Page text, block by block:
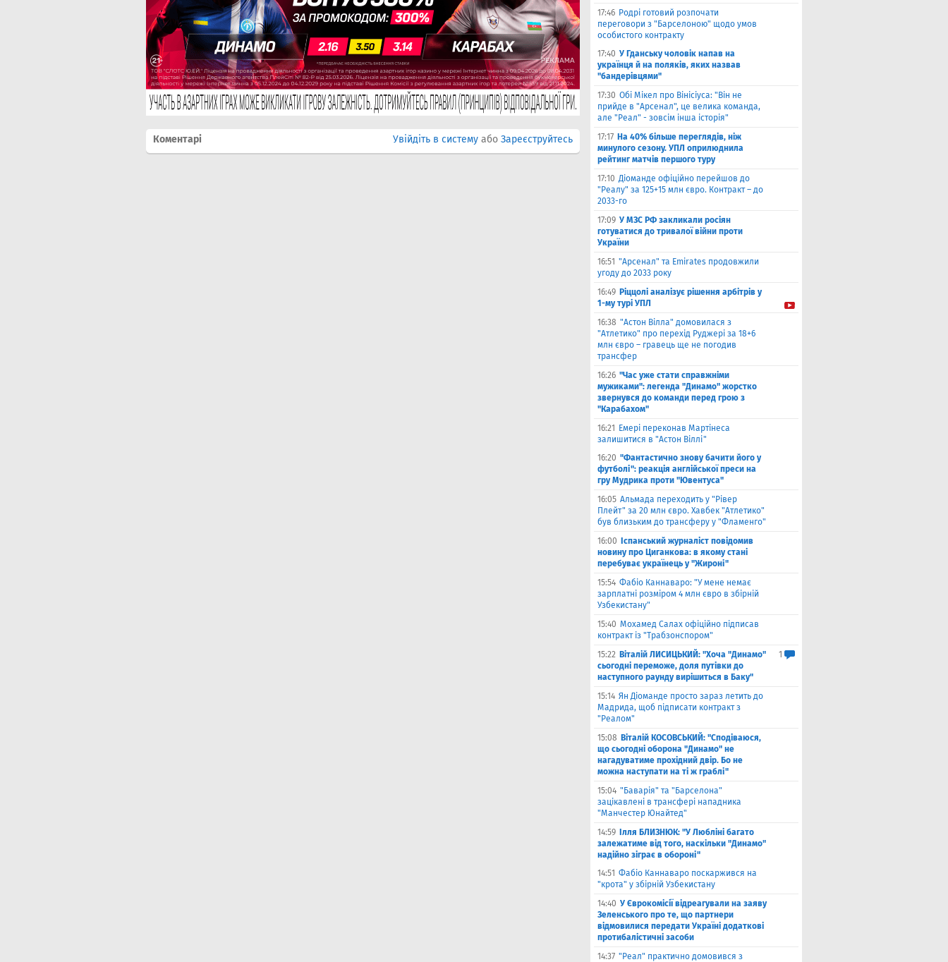
Коментарі Увійдіть в систему або Зареєструйтесь
17:46 Родрі готовий розпочати
переговори з "Барселоною" щодо умов
особистого контракту
17:40 У Гданську чоловік напав на
українця й на поляків, яких назвав
"бандерівцями"
17:30 Обі Мікел про Вінісіуса: "Він не
прийде в "Арсенал", це велика команда,
але "Реал" - зовсім інша історія"
17:17 На 40% більше переглядів, ніж
минулого сезону. УПЛ оприлюднила
рейтинг матчів першого туру
17:10 Діоманде офіційно перейшов до
"Реалу" за 125+15 млн євро. Контракт – до
2033-го
17:09 У МЗС РФ закликали росіян
готуватися до тривалої війни проти
України
16:51 "Арсенал" та Emirates продовжили
угоду до 2033 року
16:49 Ріццолі аналізує рішення арбітрів у
1-му турі УПЛ
16:38 "Астон Вілла" домовилася з
"Атлетико" про перехід Руджері за 18+6
млн євро – гравець ще не погодив
трансфер
16:26 "Час уже стати справжніми
мужиками": легенда "Динамо" жорстко
звернувся до команди перед грою з
"Карабахом"
16:21
Емері переконав Мартінеса
залишитися в "Астон Віллі"
16:20 "Фантастично знову бачити його у
футболі": реакція англійської преси на
гру Мудрика проти "Ювентуса"
16:05 Альмада переходить у "Рівер
Плейт" за 20 млн євро. Хавбек "Атлетико"
був близьким до трансферу у "Фламенго"
16:00
Іспанський журналіст повідомив
новину про Циганкова: в якому стані
перебуває українець у "Жироні"
15:54 Фабіо Каннаваро: "У мене немає
зарплатні розміром 4 млн євро в збірній
Узбекистану"
15:40 Мохамед Салах офіційно підписав
контракт із "Трабзонспором"
15:22 Віталій ЛИСИЦЬКИЙ: "Хоча "Динамо"
сьогодні переможе, доля путівки до
наступного раунду вирішиться в Баку"
1
15:14 Ян Діоманде просто зараз летить до
Мадрида, щоб підписати контракт з
"Реалом"
15:08 Віталій КОСОВСЬКИЙ: "Сподіваюся,
що сьогодні оборона "Динамо" не
нагадуватиме прохідний двір. Бо не
можна наступати на ті ж граблі"
15:04 "Баварія" та "Барселона"
зацікавлені в трансфері нападника
"Манчестер Юнайтед"
14:59
Ілля БЛИЗНЮК: "У Любліні багато
залежатиме від того, наскільки "Динамо"
надійно зіграє в обороні"
14:51 Фабіо Каннаваро поскаржився на
"крота" у збірній Узбекистану
14:40 У Єврокомісії відреагували на заяву
Зеленського про те, що партнери
відмовилися передати Україні додаткові
протибалістичні засоби
14:37 "Реал" практично домовився з